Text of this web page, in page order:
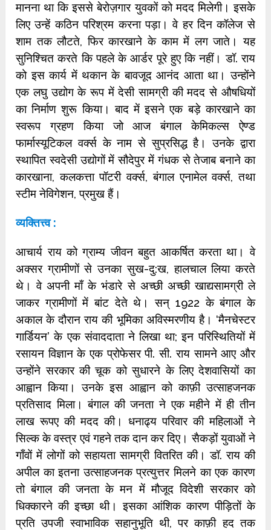
मानना था कि इससे बेरोज़गार युवकों को मदद मिलेगी। इसके
लिए उन्हें कठिन परिश्रम करना पड़ा। वे हर दिन कॉलेज से
शाम तक लौटते, फिर कारखाने के काम में लग जाते। यह
सुनिश्चित करते कि पहले के आर्डर पूरे हुए कि नहीं। डॉ. राय
को इस कार्य में थकान के बावजूद आनंद आता था। उन्होंने
एक लघु उद्योग के रूप में देसी सामग्री की मदद से औषधियों
का निर्माण शुरू किया। बाद में इसने एक बड़े कारखाने का
स्वरूप ग्रहण किया जो आज बंगाल केमिकल्स ऐण्ड
फार्मास्यूटिकल वर्क्स के नाम से सुप्रसिद्ध है। उनके द्वारा
स्थापित स्वदेसी उद्योगों में सौदेपुर में गंधक से तेजाब बनाने का
कारखाना, कलकत्ता पॉटरी वर्क्स, बंगाल एनामेल वर्क्स, तथा
स्टीम नेविगेशन, प्रमुख हैं।
व्यक्तित्त्व :
आचार्य राय को ग्राम्य जीवन बहुत आकर्षित करता था। वे
अक्सर ग्रामीणों से उनका सुख-दु:ख, हालचाल लिया करते
थे। वे अपनी माँ के भंडारे से अच्छी अच्छी खाद्यसामग्री ले
जाकर ग्रामीणों में बांट देते थे। सन् 1922 के बंगाल के
अकाल के दौरान राय की भूमिका अविस्मरणीय है। ‘मैनचेस्टर
गार्डियन’ के एक संवाददाता ने लिखा था; इन परिस्थितियों में
रसायन विज्ञान के एक प्रोफेसर पी. सी. राय सामने आए और
उन्होंने सरकार की चूक को सुधारने के लिए देशवासियों का
आह्वान किया। उनके इस आह्वान को काफ़ी उत्साहजनक
प्रतिसाद मिला। बंगाल की जनता ने एक महीने में ही तीन
लाख रूपए की मदद की। धनाढ्य परिवार की महिलाओं ने
सिल्क के वस्त्र एवं गहने तक दान कर दिए। सैकड़ों युवाओं ने
गाँवों में लोगों को सहायता सामग्री वितरित की। डॉ. राय की
अपील का इतना उत्साहजनक प्रत्युत्तर मिलने का एक कारण
तो बंगाल की जनता के मन में मौजूद विदेशी सरकार को
धिक्कारने की इच्छा थी। इसका आंशिक कारण पीड़ितों के
प्रति उपजी स्वाभाविक सहानुभूति थी, पर काफ़ी हद तक